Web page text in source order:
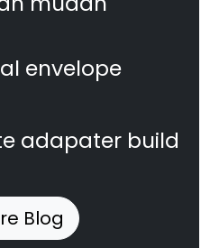
envelope
adapater build
Blog